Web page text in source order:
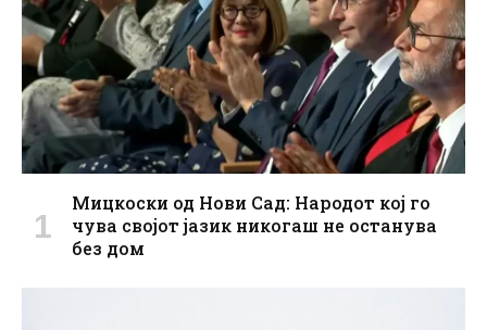
Мицкоски од Нови Сад: Народот кој го
чува својот јазик никогаш не останува
без дом